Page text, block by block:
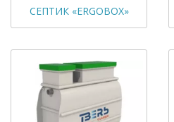
СЕПТИК «ERGOBOX»